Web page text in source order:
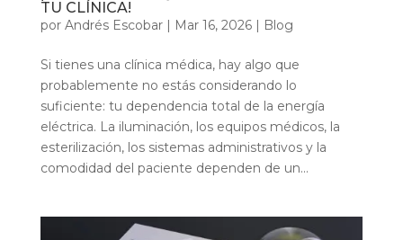
TU CLÍNICA!
por Andrés Escobar| Mar 16, 2026| Blog
Si tienes una clínica médica, hay algo que
probablemente no estás considerando lo
suficiente: tu dependencia total de la energía
eléctrica. La iluminación, los equipos médicos, la
esterilización, los sistemas administrativos y la
comodidad del paciente dependen de un...